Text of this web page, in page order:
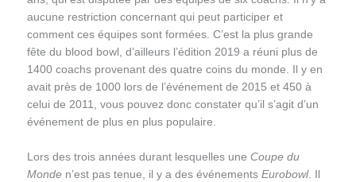
aucune restriction concernant qui peut participer et
comment ces équipes sont formées. C’est la plus grande
fête du blood bowl, d’ailleurs l’édition 2019 a réuni plus de
1400 coachs provenant des quatre coins du monde. Il y en
avait près de 1000 lors de l’événement de 2015 et 450 à
celui de 2011, vous pouvez donc constater qu’il s’agit d’un
événement de plus en plus populaire.
Lors des trois années durant lesquelles une Coupe du
Monden’est pas tenue, il y a des événements Eurobowl. Il